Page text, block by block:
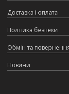
Доставка і оплата
Політика безпеки
Обмін та
Новини